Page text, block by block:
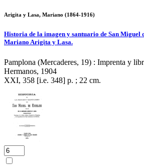
Arigita y Lasa, Mariano (1864-1916)
Historia de la imagen y santuario de San Miguel
Mariano Arigita y Lasa.
Pamplona (Mercaderes, 19) : Imprenta y
Hermanos, 1904
XXI, 358 [i.e. 348] p. ; 22 cm.